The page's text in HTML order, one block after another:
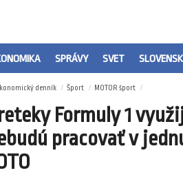
SPRÁVY SVET
denník Šport MOTOR šport
Formuly 1
pracovať v